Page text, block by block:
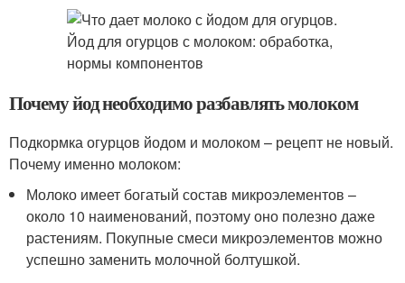
Почему йод необходимо разбавлять молоком
Подкормка огурцов йодом и молоком – рецепт не новый.
Почему именно молоком:
Молоко имеет богатый состав микроэлементов –
около 10 наименований, поэтому оно полезно даже
растениям. Покупные смеси микроэлементов можно
успешно заменить молочной болтушкой.